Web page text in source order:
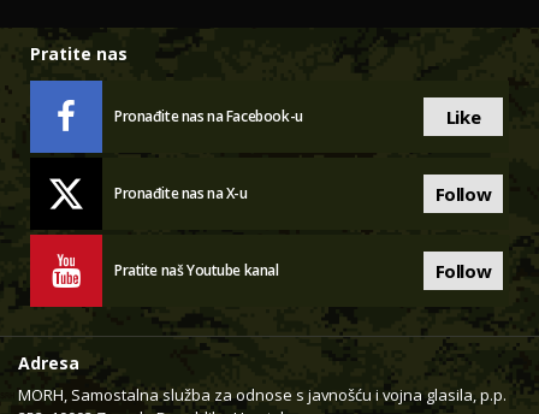
Pratite nas
Pronađite nas na Facebook-u Like
Pronađite nas na X-u Follow
Pratite naš Youtube kanal Follow
Adresa
MORH, Samostalna služba za odnose s javnošću i vojna glasila, p.p.